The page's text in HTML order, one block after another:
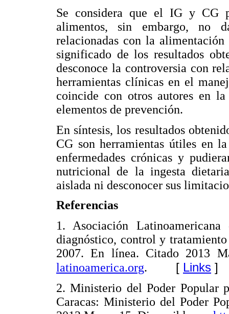
Se considera que el IG y CG
alimentos, sin embargo, no
relacionadas con la
significado de los resultados
desconoce la controversia con
herramientas clínicas en el
coincide con otros autores en
elementos de prevención.
En síntesis, los resultados
CG son herramientas útiles en
enfermedades crónicas y
nutricional de la ingesta
aislada ni desconocer sus
Referencias
1. Asociación
diagnóstico, control y
2007. En línea. Citado 2013
latinoamerica.org. [ Links ]
2. Ministerio del Poder Popular
Caracas: Ministerio del Poder